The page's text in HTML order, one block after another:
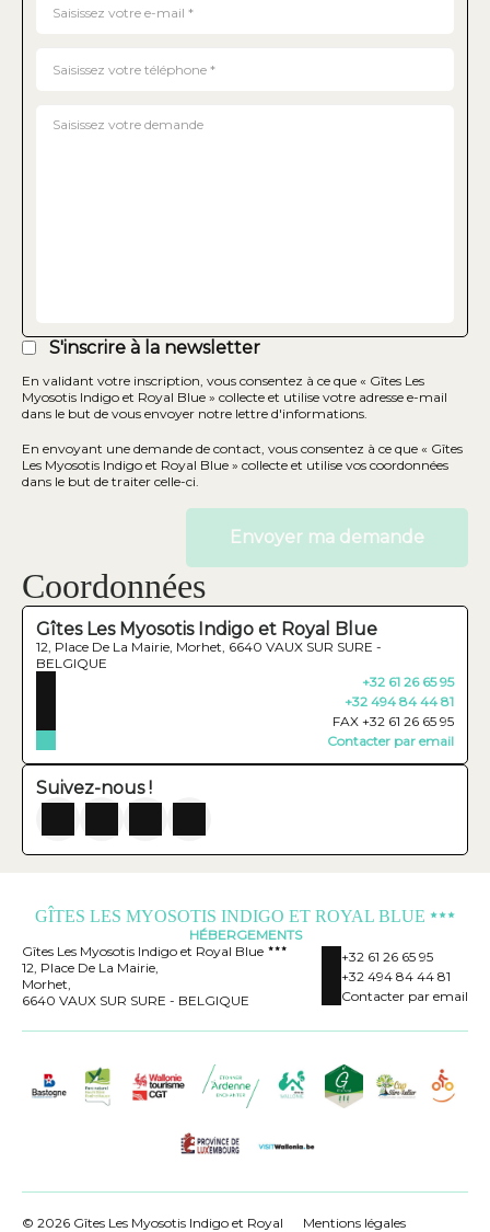
S'inscrire à la newsletter
En validant votre inscription, vous consentez à ce que « Gîtes Les
Myosotis Indigo et Royal Blue » collecte et utilise votre adresse e-mail
dans le but de vous envoyer notre lettre d'informations.
En envoyant une demande de contact, vous consentez à ce que « Gîtes
Les Myosotis Indigo et Royal Blue » collecte et utilise vos coordonnées
dans le but de traiter celle-ci.
Coordonnées
Gîtes Les Myosotis Indigo et Royal Blue
12, Place De La Mairie, Morhet, 6640 VAUX SUR SURE -
BELGIQUE
+32 61 26 65 95
+32 494 84 44 81
FAX +32 61 26 65 95
Contacter par email
Suivez-nous !
GÎTES LES MYOSOTIS INDIGO ET ROYAL BLUE
HÉBERGEMENTS
Gîtes Les Myosotis Indigo et Royal Blue
12, Place De La Mairie,
Morhet,
6640 VAUX SUR SURE - BELGIQUE
+32 61 26 65 95
+32 494 84 44 81
Contacter par email
© 2026 Gîtes Les Myosotis Indigo et Royal
Mentions légales